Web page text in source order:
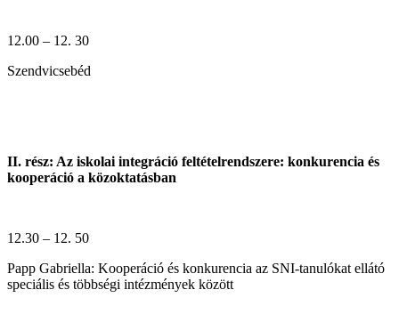
12.00 – 12. 30
Szendvicsebéd
II. rész: Az iskolai integráció feltételrendszere: konkurencia és
kooperáció a közoktatásban
12.30 – 12. 50
Papp Gabriella: Kooperáció és konkurencia az SNI-tanulókat ellátó
speciális és többségi intézmények között